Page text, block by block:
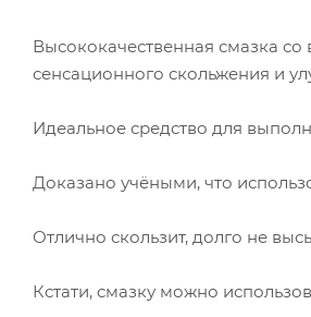
Высококачественная смазка
сенсационного скольжения и
Идеальное средство для
Доказано учёными, что
Отлично скользит, долго не
Кстати, смазку можно